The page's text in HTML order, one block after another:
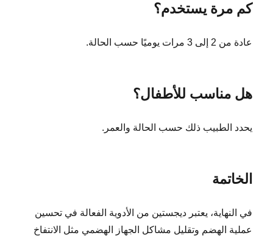
كم مرة يستخدم؟
عادة من 2 إلى 3 مرات يوميًا حسب الحالة.
هل مناسب للأطفال؟
يحدد الطبيب ذلك حسب الحالة والعمر.
الخاتمة
في النهاية، يعتبر ديجستين من الأدوية الفعالة في تحسين
عملية الهضم وتقليل مشاكل الجهاز الهضمي مثل الانتفاخ